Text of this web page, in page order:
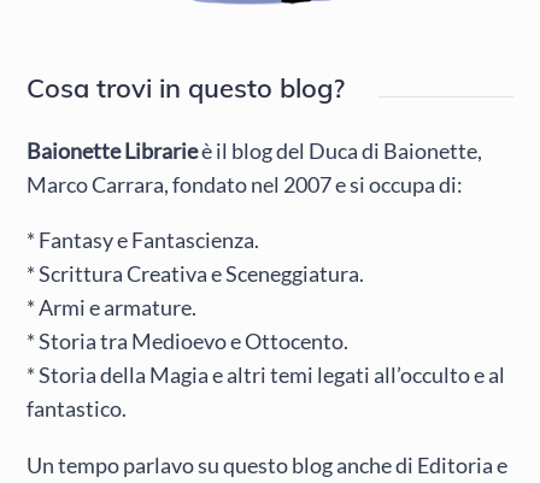
Cosa trovi in questo blog?
Baionette Librarieè il blog del Duca di Baionette,
Marco Carrara, fondato nel 2007 e si occupa di:
* Fantasy e Fantascienza.
* Scrittura Creativa e Sceneggiatura.
* Armi e armature.
* Storia tra Medioevo e Ottocento.
* Storia della Magia e altri temi legati all’occulto e al
fantastico.
Un tempo parlavo su questo blog anche di Editoria e